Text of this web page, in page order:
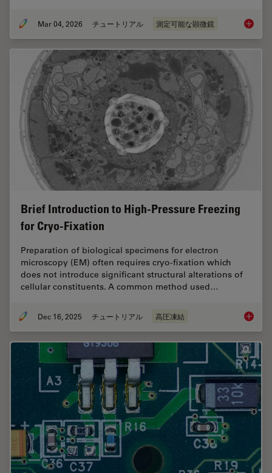
Mar 04, 2026 チュートリアル 測定可能な顕微鏡
Brief Introduction to High-Pressure Freezing
for Cryo-Fixation
Preparation of biological specimens for electron
microscopy (EM) often requires cryo-fixation which
does not introduce significant structural alterations of
cellular constituents. A common method used…
Dec 16, 2025 チュートリアル 高圧凍結 Brief